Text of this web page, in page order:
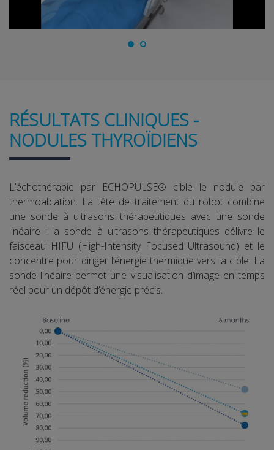
RÉSULTATS CLINIQUES -
NODULES THYROÏDIENS
L’échothérapie par ECHOPULSE® cible le nodule par
thermoablation. La tête de traitement du robot combine
une sonde à ultrasons thérapeutiques avec une sonde
linéaire : la sonde à ultrasons thérapeutiques délivre le
faisceau HIFU (High-Intensity Focused Ultrasound) et le
concentre pour diriger l’énergie thermique vers la cible. La
sonde linéaire permet une visualisation d’image en temps
réel pour un dépôt d’énergie précis.